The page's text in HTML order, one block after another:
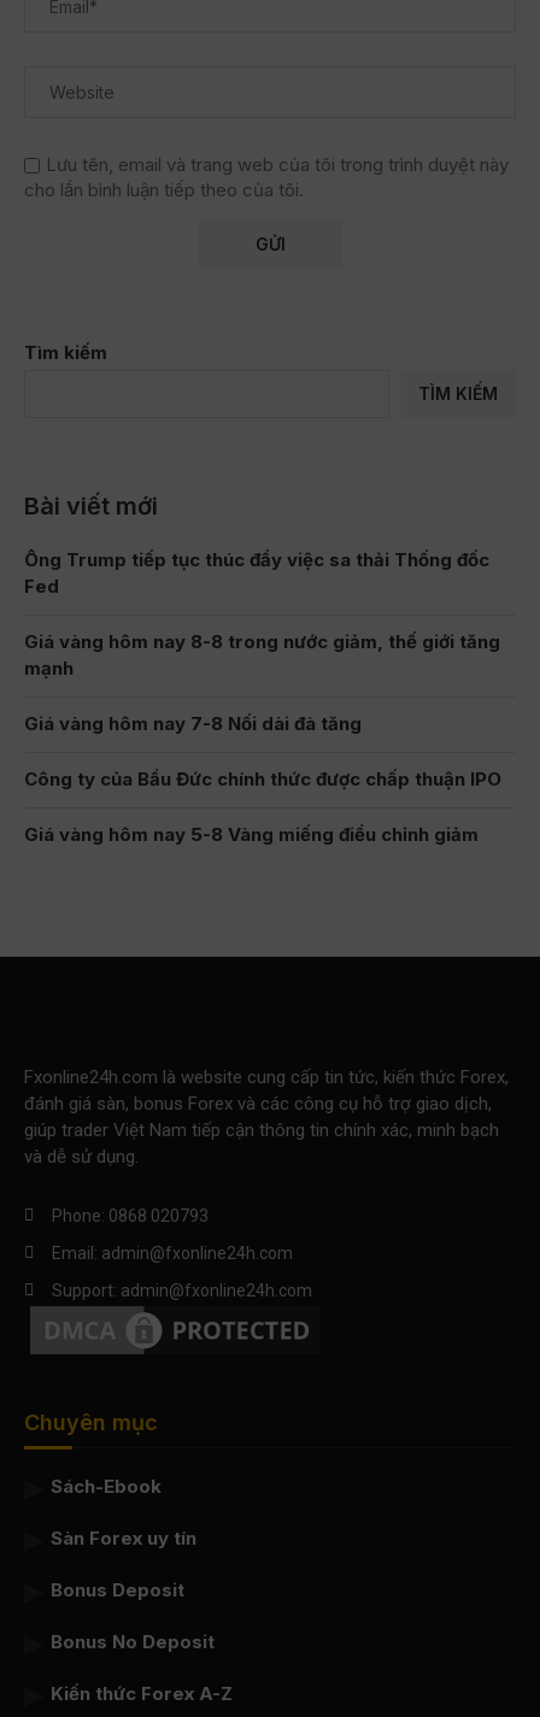
Lưu tên, email và trang web của tôi trong trình duyệt này
cho lần bình luận tiếp theo của tôi.
Tìm kiếm
TÌM KIẾM
Bài viết mới
Ông Trump tiếp tục thúc đẩy việc sa thải Thống đốc
Fed
Giá vàng hôm nay 8-8 trong nước giảm, thế giới tăng
mạnh
Giá vàng hôm nay 7-8 Nối dài đà tăng
Công ty của Bầu Đức chính thức được chấp thuận IPO
Giá vàng hôm nay 5-8 Vàng miếng điều chỉnh giảm
Fxonline24h.com là website cung cấp tin tức, kiến thức Forex,
đánh giá sàn, bonus Forex và các công cụ hỗ trợ giao dịch,
giúp trader Việt Nam tiếp cận thông tin chính xác, minh bạch
và dễ sử dụng.
Phone: 0868 020793
Email: admin@fxonline24h.com
Support: admin@fxonline24h.com
Chuyên mục
Sách-Ebook
Sàn Forex uy tín
Bonus Deposit
Bonus No Deposit
Kiến thức Forex A-Z